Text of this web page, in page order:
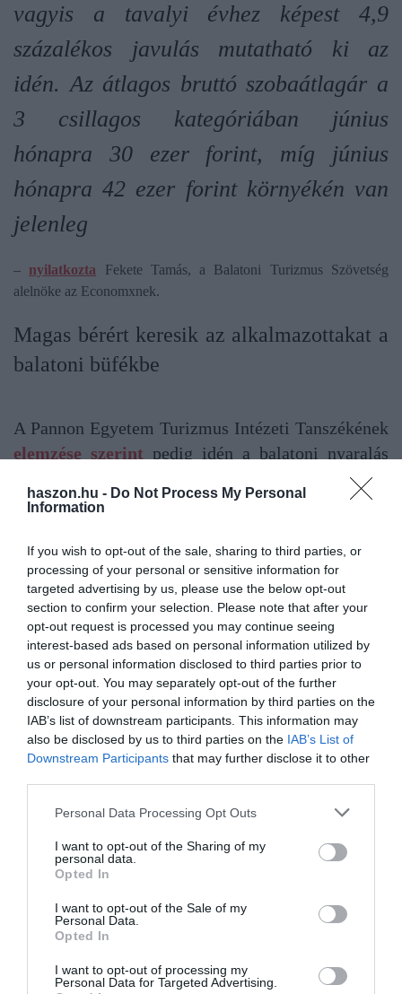
haszon.hu - Do Not Process My Personal
Information
If you wish to opt-out of the sale, sharing to third parties, or
processing of your personal or sensitive information for
targeted advertising by us, please use the below opt-out
section to confirm your selection. Please note that after your
opt-out request is processed you may continue seeing
interest-based ads based on personal information utilized by
us or personal information disclosed to third parties prior to
your opt-out. You may separately opt-out of the further
disclosure of your personal information by third parties on the
IAB’s list of downstream participants. This information may
also be disclosed by us to third parties on the IAB’s List of
Downstream Participants that may further disclose it to other
Please note that this website/app uses one or more Google
not limited to your visit or usage behaviour. You may click to
grant or deny consent to Google and its third-party tags to
use your data for below specified purposes in below Google
consent section.
Personal Data Processing Opt Outs
I want to opt-out of the Sharing of my
personal data.
Opted In
I want to opt-out of the Sale of my
Personal Data.
Opted In
I want to opt-out of processing my
Personal Data for Targeted Advertising.
vagyis a tavalyi évhez képest 4,9
százalékos javulás mutatható ki az
idén. Az átlagos bruttó szobaátlagár a
3 csillagos kategóriában június
hónapra 30 ezer forint, míg június
hónapra 42 ezer forint környékén van
jelenleg
– nyilatkozta Fekete Tamás, a Balatoni Turizmus Szövetség
alelnöke az Economxnek.
Magas bérért keresik az alkalmazottakat a
balatoni büfékbe
A Pannon Egyetem Turizmus Intézeti Tanszékének
elemzése szerint pedig idén a balatoni nyaralás
anyagilag kedvezőbb lehet, mint egy horvát
tengerparti üdülés. A számításaiknál egy pár,
egy hétéjszakás nyaralásra vonatkozóan.
Egy pár esetében abalatoni szállodaköltségei félpanzióval 470-
685 ezer forint között mozognak, míg Horvátországban ugyanez
500-970 ezer forintba kerülhet.
Négytagú családoknál Horvátországban 600 ezer és 1,8 millió
forint közötti, a Balatonon pedig 630 ezer és 1,18 millió forint
közötti költségekkel számolhatunk az az említett kategóriában.
Kivételt jelent akempingezés, ahol a horvátországi tengerparti
opció 25 ezer forinttal olcsóbb, mint a magyarországi tóparti (605
Az elemzés azélelmiszerárakatis vizsgálta. Itt minimális
különbséget talált a két ország között.
Viszont astrandételekáraiban nagyobb volt az eltérés. Például
egy lángos Balatonfüreden 1000-1900 forintba kerül, míg a
horvátországi csevap 6,5 eurótól (kb. 2,300 forinttól) kezdődik.